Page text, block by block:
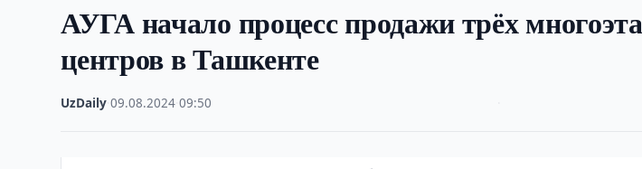
АУГА начало процесс продажи трёх
центров в Ташкенте
UzDaily ·09.08.2024 ·09:50